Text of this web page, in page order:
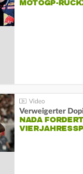
MOTOGP-
Verweigerter
NADA